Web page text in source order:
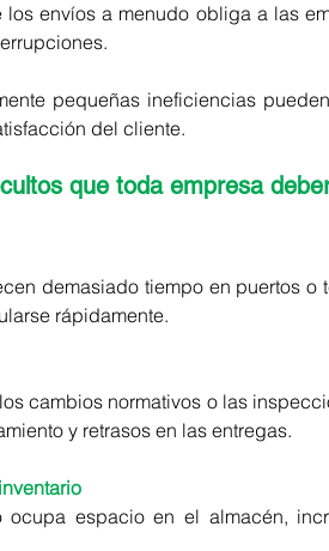
envíos a menudo obliga a las
pequeñas ineficiencias
del cliente.
que toda empresa
demasiado tiempo en puertos o
rápidamente.
cambios normativos o las
y retrasos en las entregas.
ocupa espacio en el almacén,